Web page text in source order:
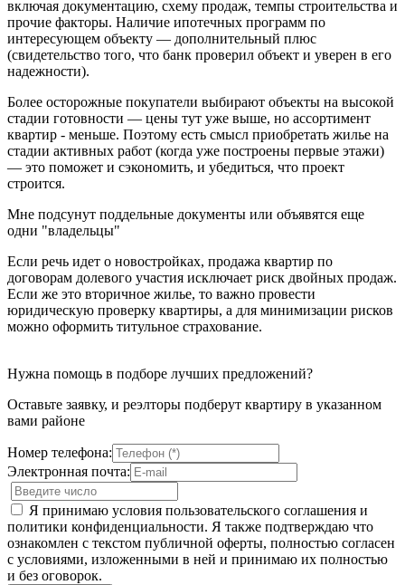
включая документацию, схему продаж, темпы строительства и
прочие факторы. Наличие ипотечных программ по
интересующем объекту — дополнительный плюс
(свидетельство того, что банк проверил объект и уверен в его
надежности).
Более осторожные покупатели выбирают объекты на высокой
стадии готовности — цены тут уже выше, но ассортимент
квартир - меньше. Поэтому есть смысл приобретать жилье на
стадии активных работ (когда уже построены первые этажи)
— это поможет и сэкономить, и убедиться, что проект
строится.
Мне подсунут поддельные документы или объявятся еще
одни "владельцы"
Если речь идет о новостройках, продажа квартир по
договорам долевого участия исключает риск двойных продаж.
Если же это вторичное жилье, то важно провести
юридическую проверку квартиры, а для минимизации рисков
можно оформить титульное страхование.
Нужна помощь в подборе лучших предложений?
Оставьте заявку, и реэлторы подберут квартиру в указанном
вами районе
Номер телефона:
Электронная почта:
Я принимаю условия пользовательского соглашения и
политики конфиденциальности. Я также подтверждаю что
ознакомлен с текстом публичной оферты, полностью согласен
с условиями, изложенными в ней и принимаю их полностью
и без оговорок.